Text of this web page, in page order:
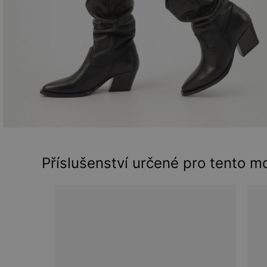
Příslušenství určené pro tento